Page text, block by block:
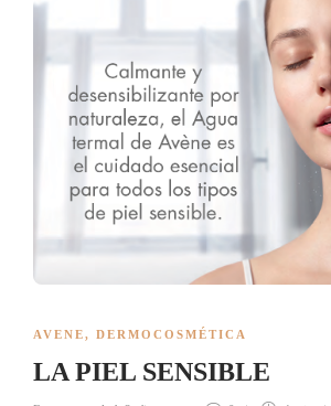
AVENE, DERMOCOSMÉTICA
LA PIEL SENSIBLE